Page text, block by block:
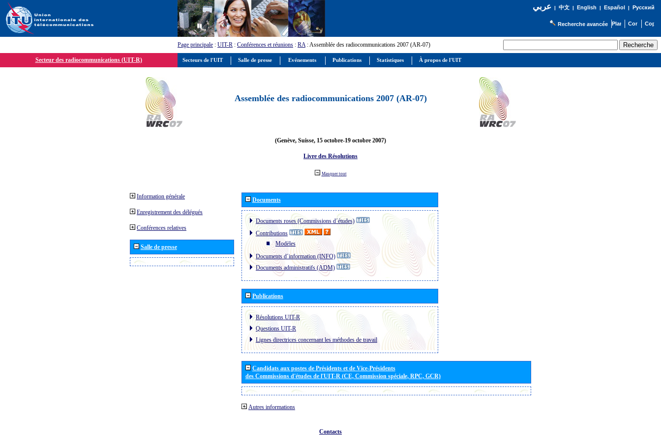
عربي| 中文| English | Español | Русский
Recherche avancée
Page principale : UIT-R : Conférences et réunions : RA: Assemblée des radiocommunications 2007 (AR-07)
Secteur des radiocommunications (UIT-R)
Assemblée des radiocommunications 2007 (AR-07)
(Genève, Suisse, 15 octobre-19 octobre 2007)
Livre des Résolutions
Masquer tout
Information générale
Enregistrement des délégués
Conférences relatives
Salle de presse
Documents
Documents roses (Commissions d´études)
Contributions
Modèles
Documents d´information (INFO)
Documents administratifs (ADM)
Publications
Résolutions UIT-R
Questions UIT-R
Lignes directrices concernant les méthodes de travail
Candidats aux postes de Présidents et de Vice-Présidents
des Commissions d'études de l'UIT-R (CE, Commission spéciale, RPC, GCR)
Autres informations
Contacts
Secteurs de l'UIT Salle de presse Evénements Publications Statistiques À propos de l'UIT